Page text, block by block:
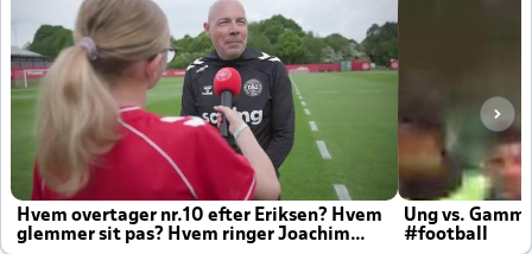
Hvem overtager nr.10 efter Eriksen? Hvem
glemmer sit pas? Hvem ringer Joachim
Ung vs.
#football